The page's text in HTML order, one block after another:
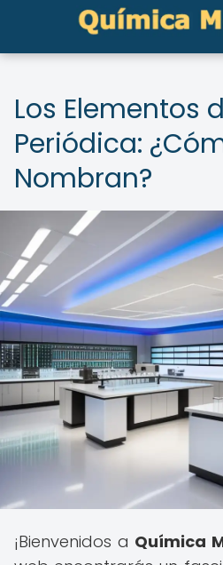
Los Elementos
Periódica:
Nombran?
¡Bienvenidos a Química